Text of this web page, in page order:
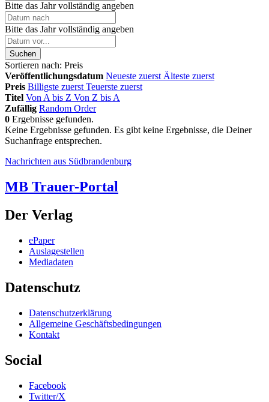
Bitte das Jahr vollständig angeben
Bitte das Jahr vollständig angeben
Suchen
Sortieren nach: Preis
Veröffentlichungsdatum Neueste zuerst Älteste zuerst
Preis Billigste zuerst Teuerste zuerst
Titel Von A bis Z Von Z bis A
Zufällig Random Order
0 Ergebnisse gefunden.
Keine Ergebnisse gefunden. Es gibt keine Ergebnisse, die Deiner
Suchanfrage entsprechen.
Nachrichten aus Südbrandenburg
MB Trauer-Portal
Der Verlag
ePaper
Auslagestellen
Mediadaten
Datenschutz
Datenschutzerklärung
Allgemeine Geschäftsbedingungen
Kontakt
Social
Facebook
Twitter/X